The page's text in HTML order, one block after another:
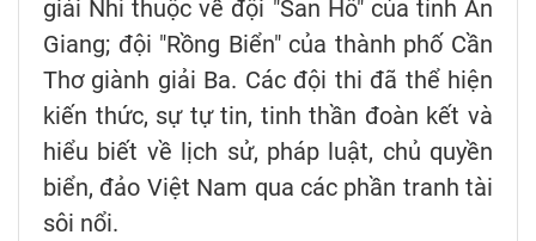
giải Nhì thuộc về đội "San Hô" của tỉnh An
Giang; đội "Rồng Biển" của thành phố Cần
Thơ giành giải Ba. Các đội thi đã thể hiện
kiến thức, sự tự tin, tinh thần đoàn kết và
hiểu biết về lịch sử, pháp luật, chủ quyền
biển, đảo Việt Nam qua các phần tranh tài
sôi nổi.